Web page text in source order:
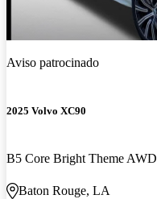
Aviso patrocinado
2025 Volvo XC90
B5 Core Bright Theme AWD
Baton Rouge, LA